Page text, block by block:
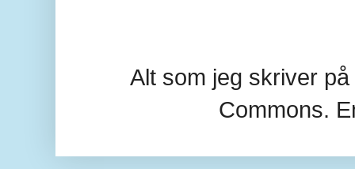
Alt som jeg skriver
Commons.